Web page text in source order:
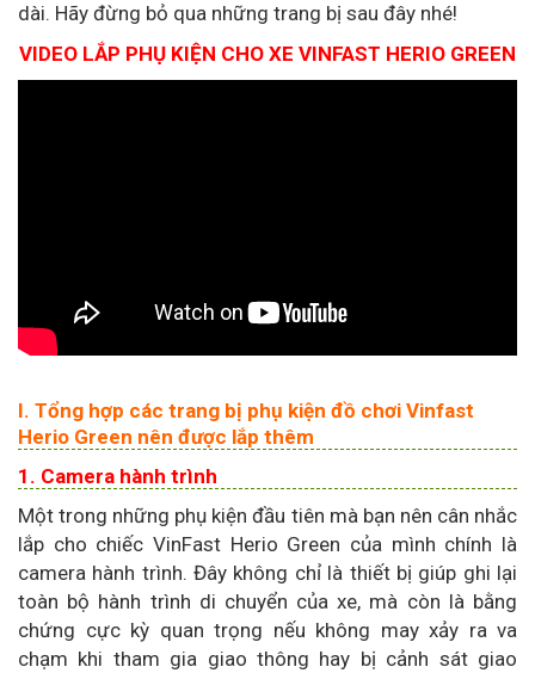
dài. Hãy đừng bỏ qua những trang bị sau đây nhé!
VIDEO LẮP PHỤ KIỆN CHO XE VINFAST HERIO GREEN
I. Tổng hợp các trang bị phụ kiện đồ chơi Vinfast
Herio Green nên được lắp thêm
1. Camera hành trình
Một trong những phụ kiện đầu tiên mà bạn nên cân nhắc
lắp cho chiếc VinFast Herio Green của mình chính là
camera hành trình. Đây không chỉ là thiết bị giúp ghi lại
toàn bộ hành trình di chuyển của xe, mà còn là bằng
chứng cực kỳ quan trọng nếu không may xảy ra va
chạm khi tham gia giao thông hay bị cảnh sát giao